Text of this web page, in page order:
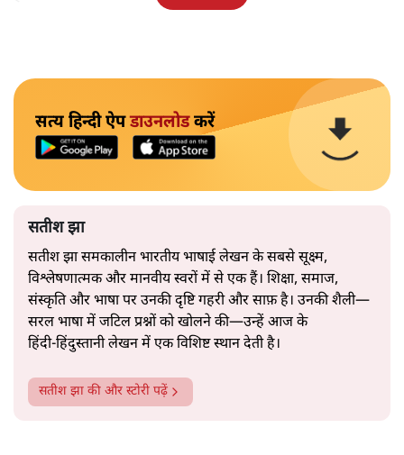
सत्य हिन्दी ऐपडाउनलोडकरें
सतीश झा
सतीश झा समकालीन भारतीय भाषाई लेखन के सबसे सूक्ष्म,
विश्लेषणात्मक और मानवीय स्वरों में से एक हैं। शिक्षा, समाज,
संस्कृति और भाषा पर उनकी दृष्टि गहरी और साफ़ है। उनकी शैली—
सरल भाषा में जटिल प्रश्नों को खोलने की—उन्हें आज के
हिंदी‑हिंदुस्तानी लेखन में एक विशिष्ट स्थान देती है।
सतीश झा की और स्टोरी पढ़ें